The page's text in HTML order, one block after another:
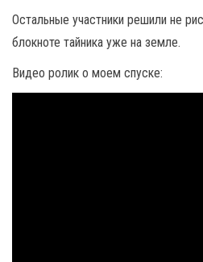
Остальные участники решили не
блокноте тайника уже на земле.
Видео ролик о моем спуске: